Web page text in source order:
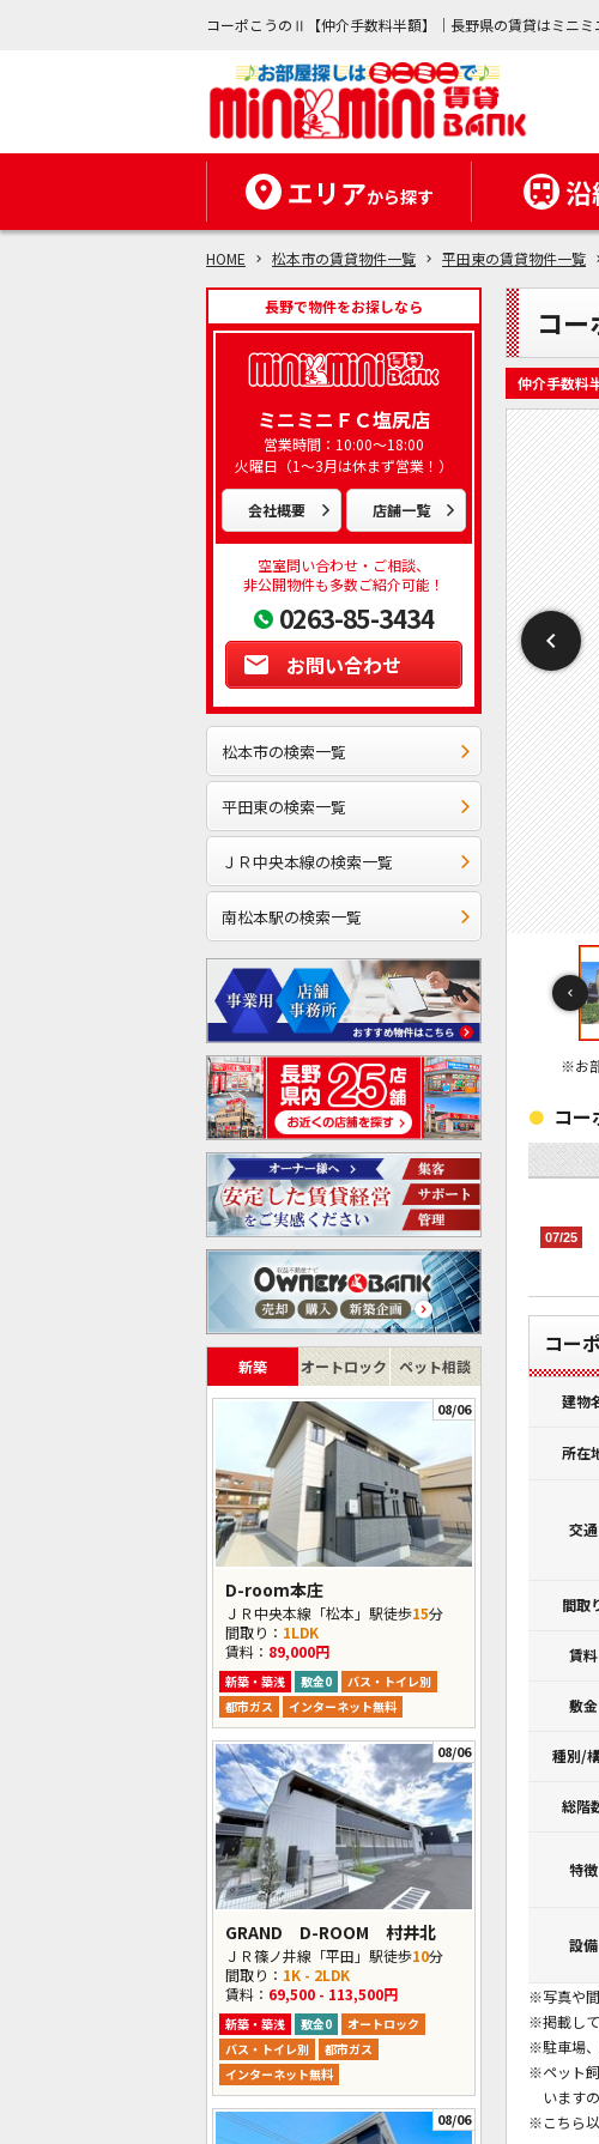
コーポこうのⅡ【仲介手数料半額】｜長野県の賃貸はミニミ
エリアから探す 沿
HOME 松本市の賃貸物件一覧 平田東の賃貸物件一覧
長野で物件をお探しなら
ミニミニＦＣ塩尻店
営業時間：10:00～18:00
火曜日（1～3月は休まず営業！）
会社概要 店舗一覧
空室問い合わせ・ご相談、
非公開物件も多数ご紹介可能！
0263-85-3434
お問い合わせ
松本市の検索一覧
平田東の検索一覧
ＪＲ中央本線の検索一覧
南松本駅の検索一覧
新築 オートロック ペット相談
08/06
D-room本庄
ＪＲ中央本線「松本」駅徒歩15分
間取り： 1LDK
賃料： 89,000円
新築・築浅 敷金0
バス・トイレ別
都市ガス
インターネット無料
08/06
GRAND D-ROOM 村井北
ＪＲ篠ノ井線「平田」駅徒歩10分
間取り： 1K - 2LDK
賃料： 69,500 - 113,500円
新築・築浅 敷金0
オートロック
バス・トイレ別
都市ガス
インターネット無料
08/06
コ
仲介手数料
※お
コ
07/25
コー
建物
所在
交通
間取
賃料
敷金
種別/
総階
特徴
設備
※写真や間
※掲載して
※駐車場、
※ペット
います
※こちら以